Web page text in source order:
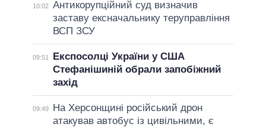
10:02 Антикорупційний суд визначив
заставу ексначальнику теруправління
ВСП ЗСУ
09:51
Експосолці України у США
Стефанішиній обрали запобіжний
захід
09:49
На Херсонщині російський дрон
атакував автобус із цивільними, є